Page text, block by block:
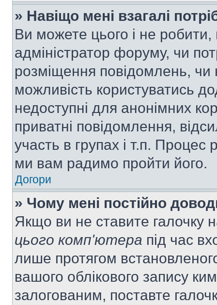
» Навіщо мені взагалі
Ви можете цього і не робити,
адміністратор форуму, чи
розміщення повідомлень, чи
можливість користуватись
недоступні для анонімних
приватні повідомлення,
участь в групах і т.п. Процес
ми вам радимо пройти його.
Догори
» Чому мені постійно
Якщо ви не ставите галочку
цього комп'ютера під час
лише протягом
вашого облікового запису
залогованим, поставте